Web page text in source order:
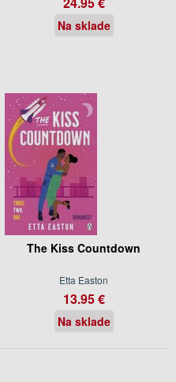
Na sklade
The Kiss Countdown
Etta Easton
13.95 €
Na sklade